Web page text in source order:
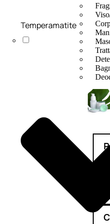
Temperamatite